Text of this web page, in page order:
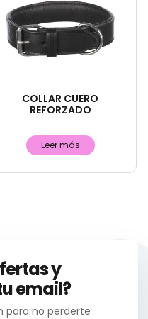
COLLAR CUERO
REFORZADO
Leer más
y
email?
para no perderte